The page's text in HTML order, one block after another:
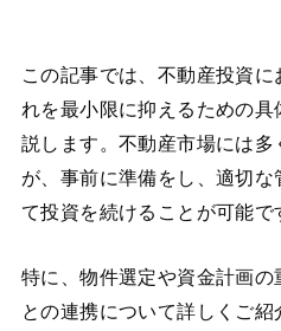
この記事では、不動産投資
れを最小限に抑えるための
説します。不動産市場には
が、事前に準備をし、適切
て投資を続けることが可能で
特に、物件選定や資金計画
との連携について詳しくご